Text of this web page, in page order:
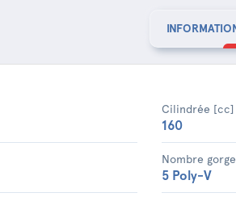
Cilindrée [cc]
160
Nombre
5 Poly-V